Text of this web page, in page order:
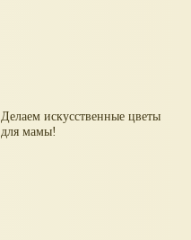
Делаем искусственные цветы
для мамы!